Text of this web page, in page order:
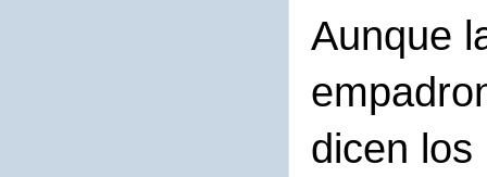
Aunque
dicen